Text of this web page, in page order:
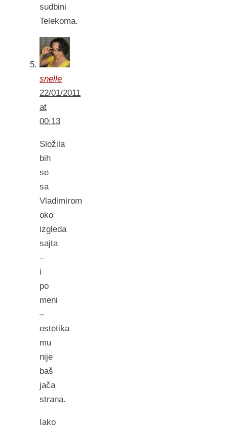
sudbini
Telekoma.
snelle
22/01/2011
at
00:13
Složila
bih
se
sa
Vladimirom
oko
izgleda
sajta
–
i
po
meni
–
estetika
mu
nije
baš
jača
strana.
Iako